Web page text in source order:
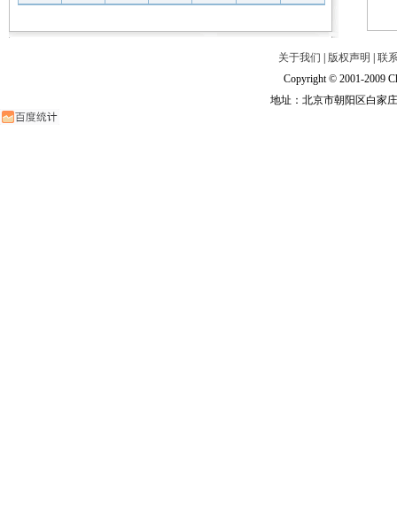
关于我们 版权声明
联
Copyright © 2001-2009
地址：北京市朝阳区白家